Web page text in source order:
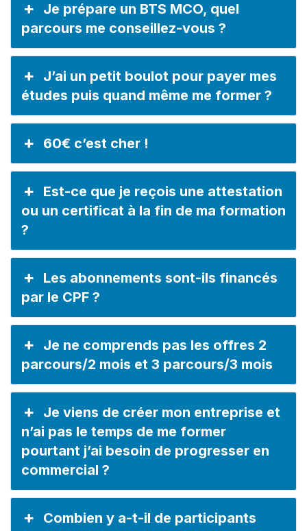
Je prépare un BTS MCO, quel
parcours me conseillez-vous ?
J’ai un petit boulot pour payer mes
études puis quand même me former ?
60€ c’est cher !
Est-ce que je reçois une attestation
ou un certificat à la fin de ma formation
?
Les abonnements sont-ils financés
par le CPF ?
Je ne comprends pas les offres 2
parcours/2 mois et 3 parcours/3 mois
Je viens de créer mon entreprise et
n’ai pas le temps de me former
pourtant j’ai besoin de progresser en
commercial ?
Combien y a-t-il de participants